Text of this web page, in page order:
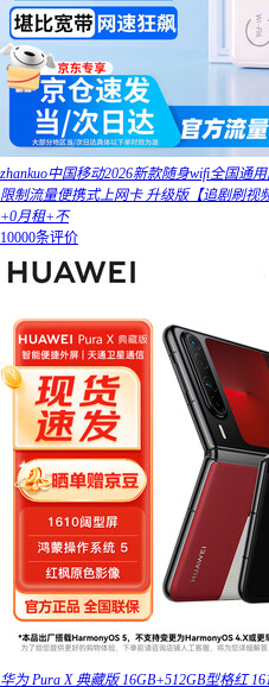
zhankuo中国移动2026新款随身wifi全国通
限制流量便携式上网卡 升级版【追剧刷视
+0月租+不
10000条评价
华为 Pura X 典藏版 16GB+512GB型格红